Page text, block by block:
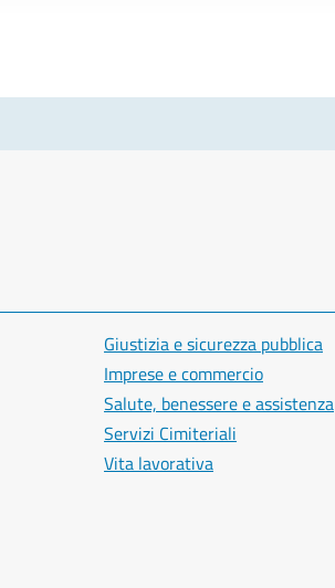
Giustizia e sicurezza pubblica
Imprese e commercio
Salute, benessere e assistenza
Servizi Cimiteriali
Vita lavorativa